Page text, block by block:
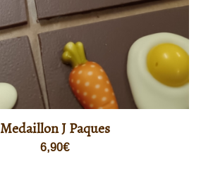
Medaillon J Paques
6,90€